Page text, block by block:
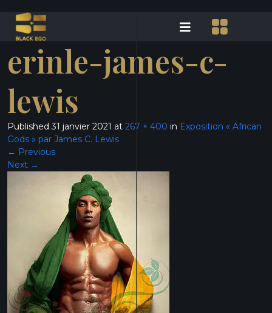
erinle-james-c-
lewis
Published31 janvier 2021 at 267 × 400 in Exposition « African
Gods » par James C. Lewis
← Previous
Next →